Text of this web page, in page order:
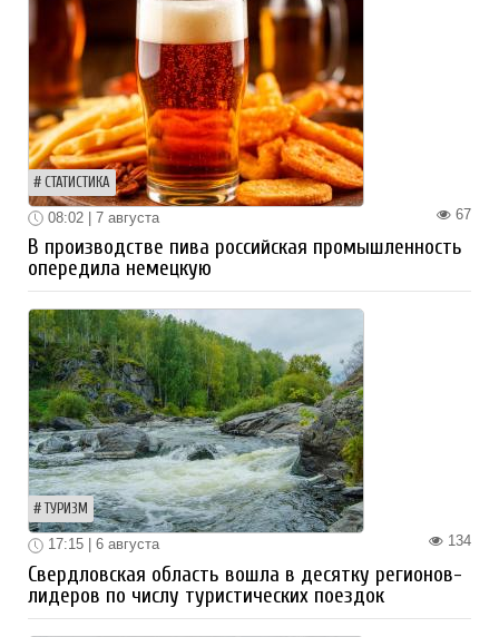
СТАТИСТИКА
67
08:02 | 7 августа
В производстве пива российская промышленность
опередила немецкую
ТУРИЗМ
134
17:15 | 6 августа
Свердловская область вошла в десятку регионов-
лидеров по числу туристических поездок